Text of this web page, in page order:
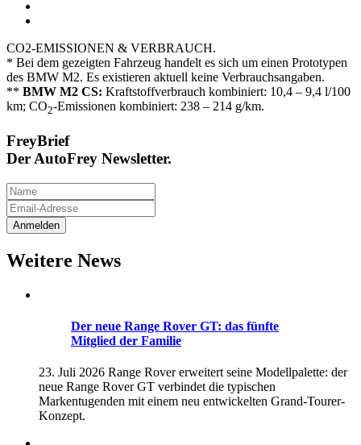
CO2-EMISSIONEN & VERBRAUCH.
* Bei dem gezeigten Fahrzeug handelt es sich um einen Prototypen
des BMW M2. Es existieren aktuell keine Verbrauchsangaben.
** BMW M2 CS: Kraftstoffverbrauch kombiniert: 10,4 – 9,4 l/100
km; CO2-Emissionen kombiniert: 238 – 214 g/km.
FreyBrief
Der AutoFrey Newsletter.
Weitere News
Der neue Range Rover GT: das fünfte
Mitglied der Familie
23. Juli 2026 Range Rover erweitert seine Modellpalette: der
neue Range Rover GT verbindet die typischen
Markentugenden mit einem neu entwickelten Grand-Tourer-
Konzept.